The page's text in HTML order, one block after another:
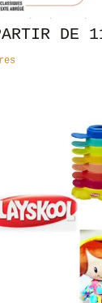
DE